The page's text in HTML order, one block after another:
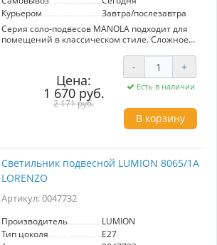
Курьером
Завтра/послезавтра
Серия соло-подвесов MANOLA подходит для
помещений в классическом стиле. Сложное
хромовых элементов украшает светильник.
Цветное стекло плафона имеет гладкую
наружную поверхность и ребристую внутри.
Актуальная цветовая гамма - зеленый,
розовый, прозрачный - позволяет добавить
цветового акцента в интерьер.
Цена:
1 670 руб.
2 171 руб.
- +
Есть в наличии
В корзину
Светильник подвесной LUMION 8065/1A
LORENZO
Артикул: 0047732
Производитель
LUMION
Тип цоколя
E27